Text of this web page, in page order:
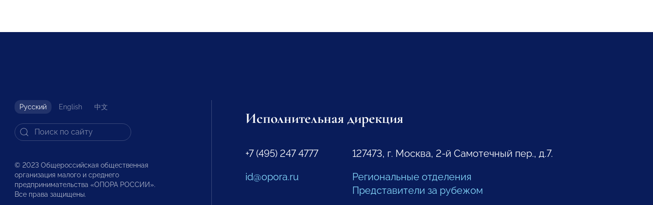
Русский English 中文
© 2023 Общероссийская общественная
организация малого и среднего
предпринимательства «ОПОРА РОССИИ».
Все права защищены.
Исполнительная дирекция
+7 (495) 247 4777
id@opora.ru
127473, г. Москва, 2-й Самотечный пер., д.7.
Региональные отделения
Представители за рубежом